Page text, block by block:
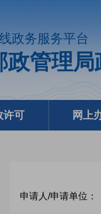
政务服务平台
政管理
许可 网上
申请人/申请单位：